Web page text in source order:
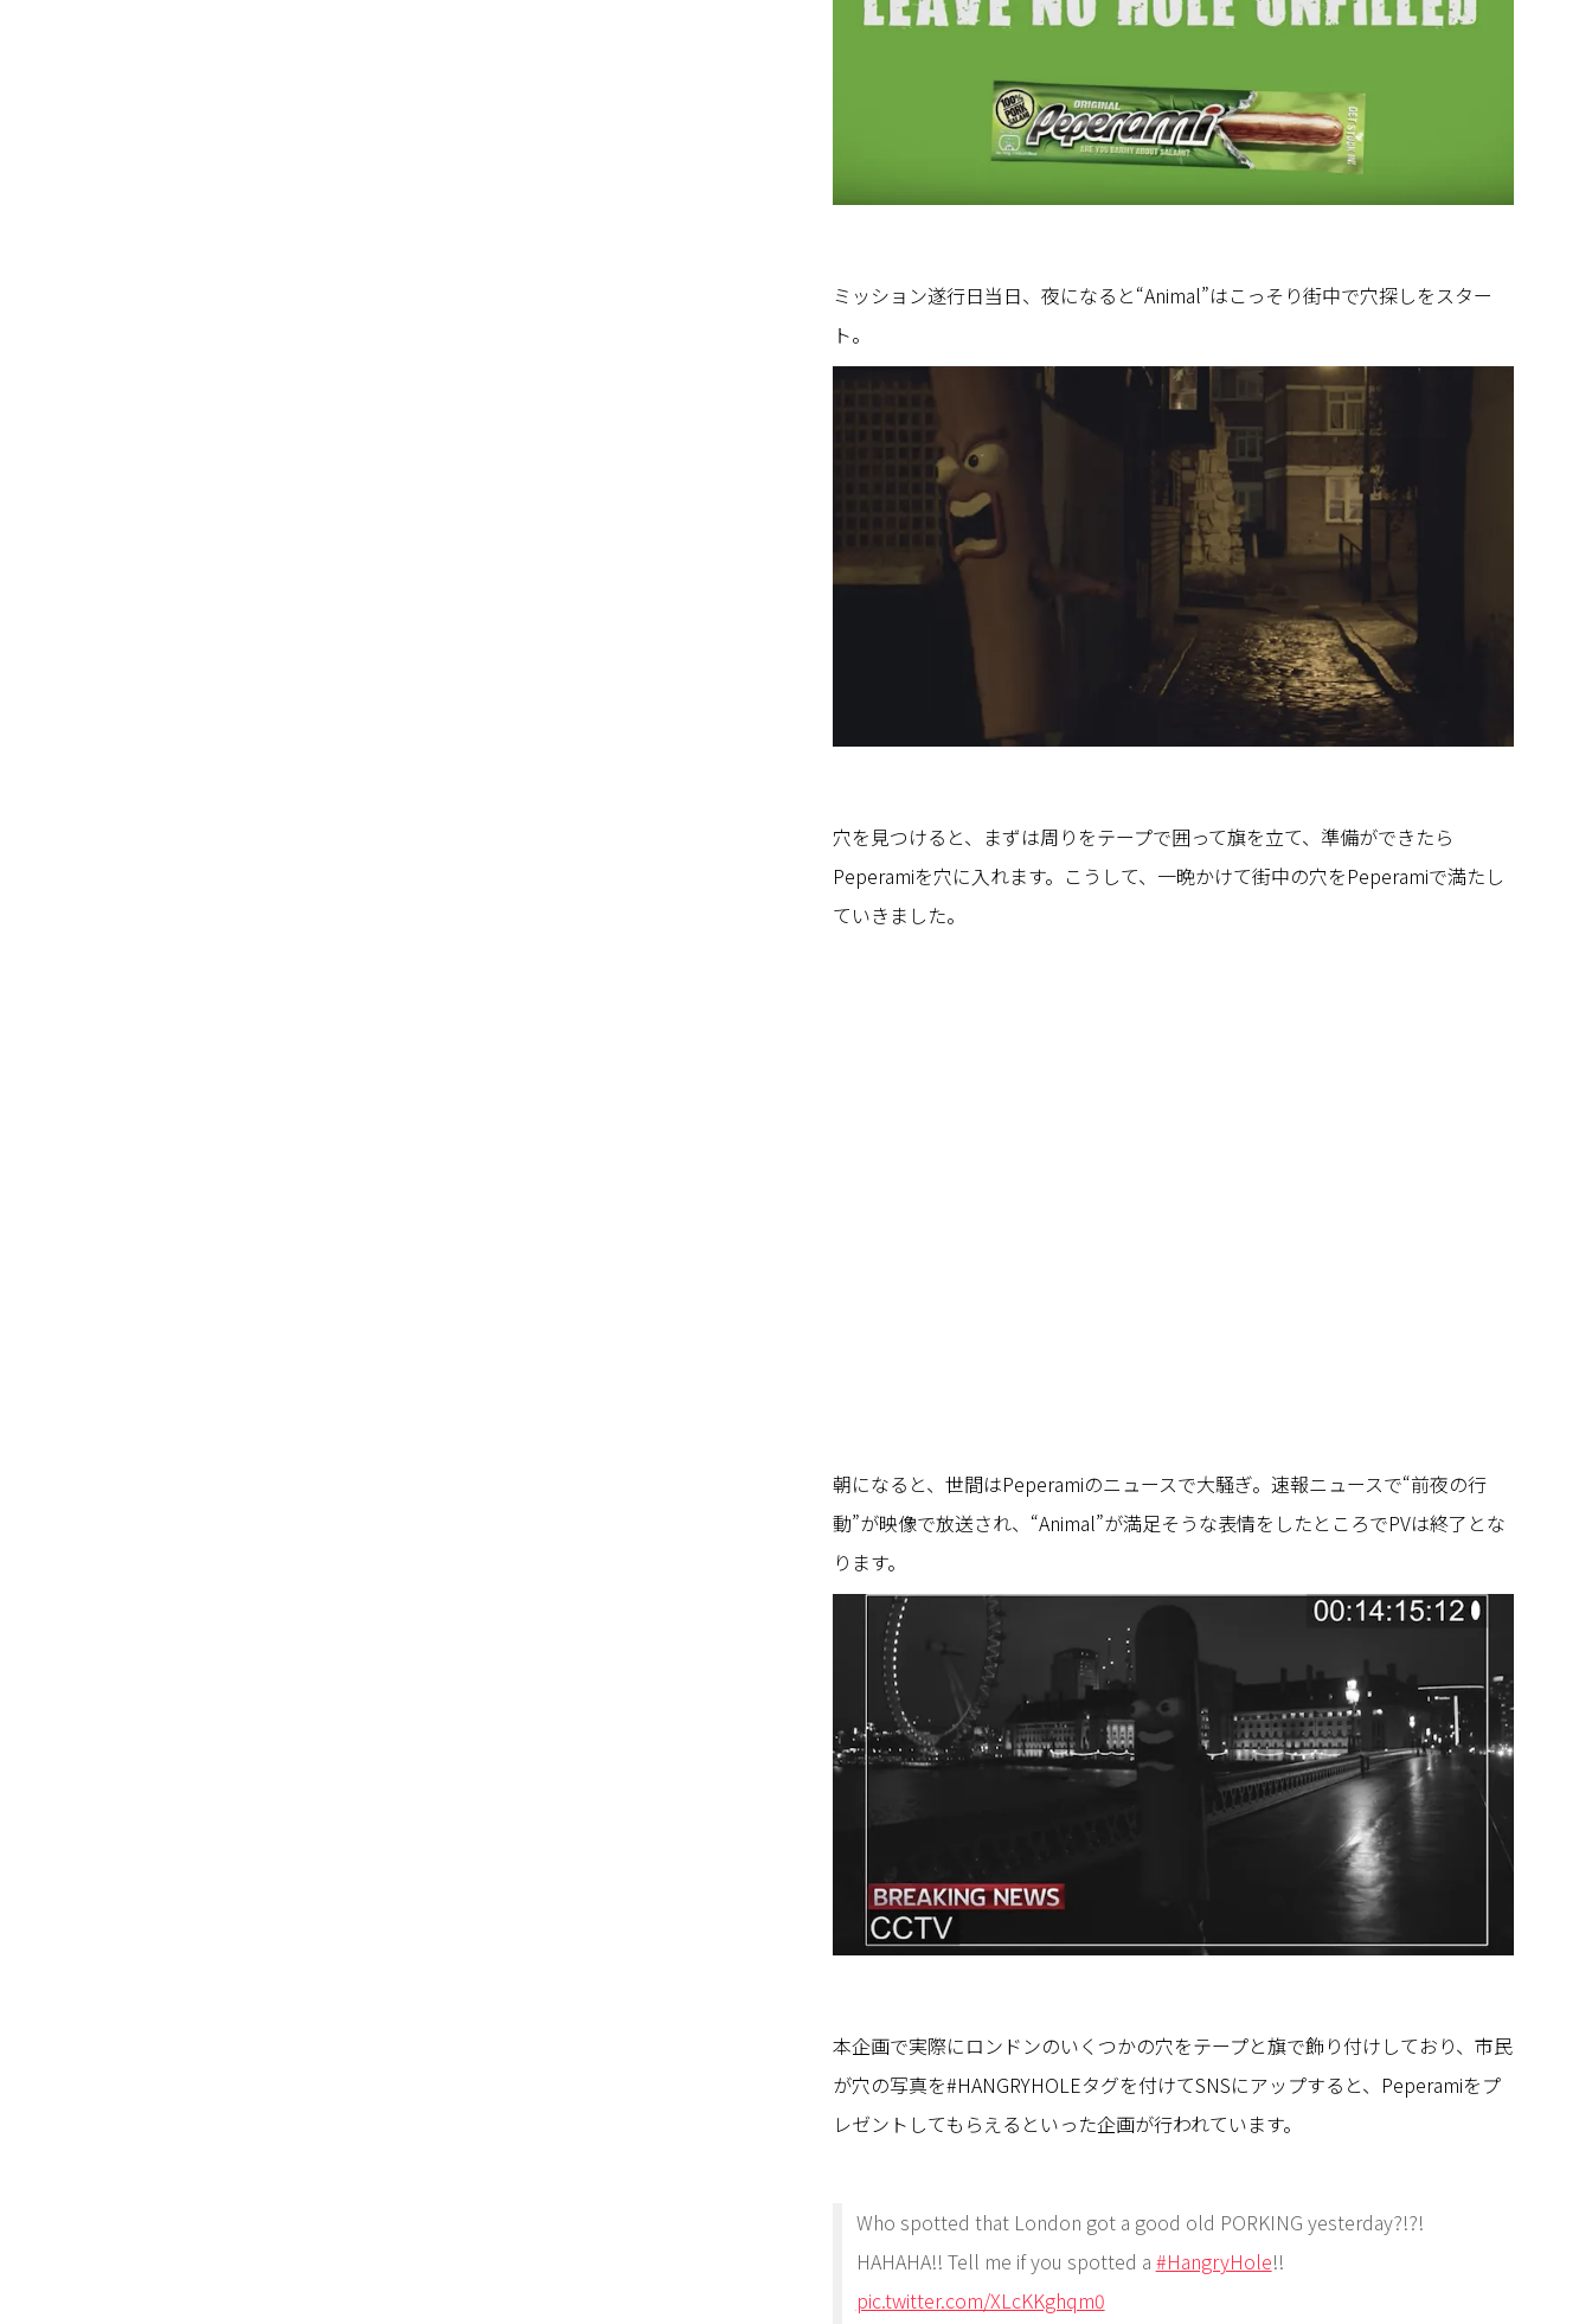
ミッション遂行日当日、夜になると“Animal”はこっそり街中で穴探しをスター
ト。
穴を見つけると、まずは周りをテープで囲って旗を立て、準備ができたら
Peperamiを穴に入れます。こうして、一晩かけて街中の穴をPeperamiで満たし
ていきました。
朝になると、世間はPeperamiのニュースで大騒ぎ。速報ニュースで“前夜の行
動”が映像で放送され、“Animal”が満足そうな表情をしたところでPVは終了とな
ります。
本企画で実際にロンドンのいくつかの穴をテープと旗で飾り付けしており、市民
が穴の写真を#HANGRYHOLEタグを付けてSNSにアップすると、Peperamiをプ
レゼントしてもらえるといった企画が行われています。
Who spotted that London got a good old PORKING yesterday?!?!
HAHAHA!! Tell me if you spotted a #HangryHole!!
pic.twitter.com/XLcKKghqm0